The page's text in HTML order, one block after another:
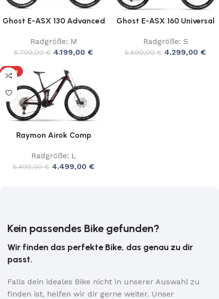
Ghost E-ASX 130 Advanced
Radgröße: M
5.799,00€ 4.199,00 €
Ghost E-ASX 160 Universal
Radgröße: S
5.699,00€ 4.299,00 €
-18%
Raymon Airok Comp
Radgröße: L
5.499,00€ 4.499,00 €
Kein passendes Bike gefunden?
Wir finden das perfekte Bike, das genau zu dir
passt.
Falls dein ideales Bike nicht in unserer Auswahl zu
finden ist, helfen wir dir gerne weiter. Unser